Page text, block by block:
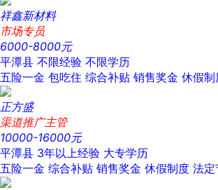
祥鑫新材料
市场专员
6000-8000元
平潭县 不限经验 不限学历
五险一金 包吃住 综合补贴 销售奖金 休假制
正方盛
渠道推广主管
10000-16000元
平潭县 3年以上经验 大专学历
五险一金 综合补贴 销售奖金 休假制度 法定